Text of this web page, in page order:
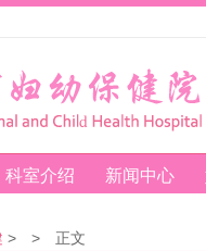
科室介绍 新闻中心
> > 正文